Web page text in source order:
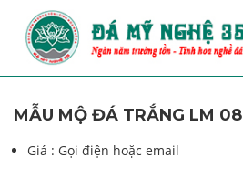
MẪU MỘ ĐÁ TRẮNG LM 08
Giá : Gọi điện hoặc email